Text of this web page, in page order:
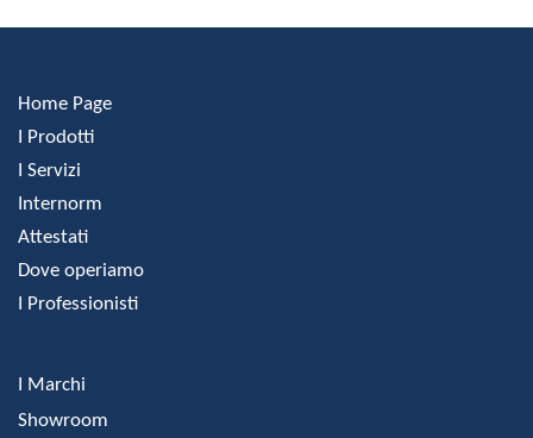
Home Page
I Prodotti
I Servizi
Internorm
Attestati
Dove operiamo
I Professionisti
I Marchi
Showroom